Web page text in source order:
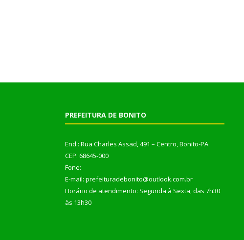
PREFEITURA DE BONITO
End.: Rua Charles Assad, 491 – Centro, Bonito-PA
CEP: 68645-000
Fone:
E-mail: prefeituradebonito@outlook.com.br
Horário de atendimento: Segunda à Sexta, das 7h30
às 13h30